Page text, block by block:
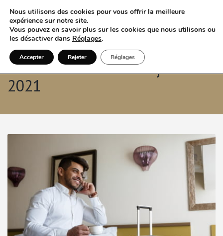
Archives mensuelles: juillet
2021
Nous utilisons des cookies pour vous offrir la meilleure
expérience sur notre site.
Vous pouvez en savoir plus sur les cookies que nous utilisons ou
les désactiver dans Réglages.
Accepter Rejeter Réglages